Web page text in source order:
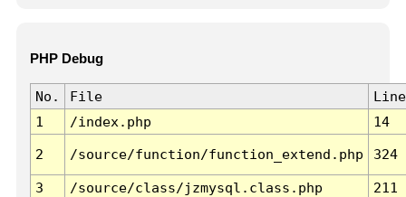
PHP Debug
No. File
Line
1
/index.php 14
2 /source/function/function_extend.php 324
3 /source/class/jzmysql.class.php
211